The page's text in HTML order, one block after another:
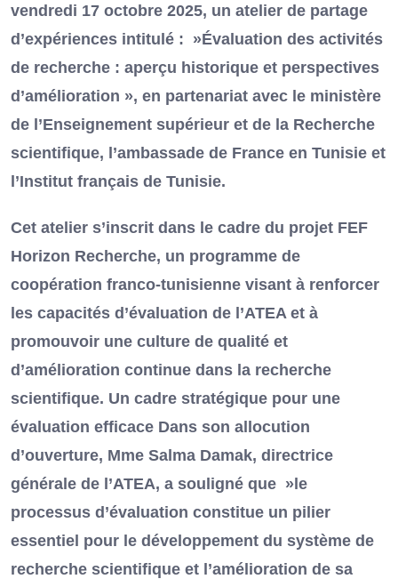
vendredi 17 octobre 2025, un atelier de partage
d’expériences intitulé : »Évaluation des activités
de recherche : aperçu historique et perspectives
d’amélioration », en partenariat avec le ministère
de l’Enseignement supérieur et de la Recherche
scientifique, l’ambassade de France en Tunisie et
l’Institut français de Tunisie.
Cet atelier s’inscrit dans le cadre du projet FEF
Horizon Recherche, un programme de
coopération franco-tunisienne visant à renforcer
les capacités d’évaluation de l’ATEA et à
promouvoir une culture de qualité et
d’amélioration continue dans la recherche
scientifique. Un cadre stratégique pour une
évaluation efficace Dans son allocution
d’ouverture, Mme Salma Damak, directrice
générale de l’ATEA, a souligné que »le
processus d’évaluation constitue un pilier
essentiel pour le développement du système de
recherche scientifique et l’amélioration de sa